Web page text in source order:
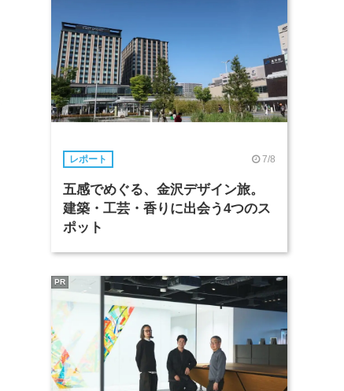
レポート 7/8
五感でめぐる、金沢デザイン旅。
建築・工芸・香りに出会う4つのス
ポット
PR